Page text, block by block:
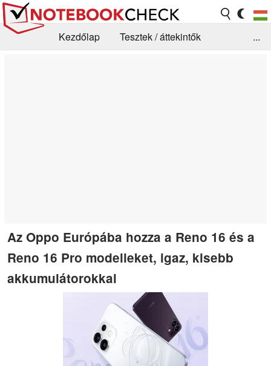
Kezdőlap
Tesztek / áttekintők
...
Az Oppo Európába hozza a Reno 16 és a
Reno 16 Pro modelleket, igaz, kisebb
akkumulátorokkal